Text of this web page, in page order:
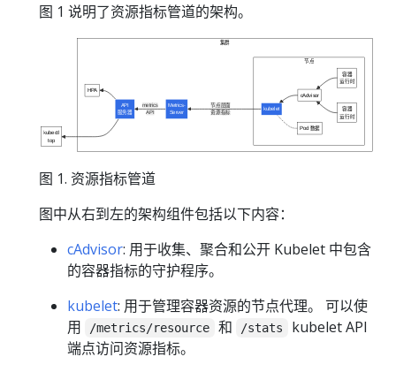
图 1 说明了资源指标管道的架构。
集群
节点
节点层面
资源指标
metrics
API
Metrics-
Server
API
服务器
HPA
kubelet
cAdvisor
容器
运行时
容器
运行时
Pod 数据
kubectl
top
图 1. 资源指标管道
图中从右到左的架构组件包括以下内容：
cAdvisor: 用于收集、聚合和公开 Kubelet 中包含
的容器指标的守护程序。
kubelet: 用于管理容器资源的节点代理。 可以使
用
/metrics/resource 和 /stats
kubelet API
端点访问资源指标。